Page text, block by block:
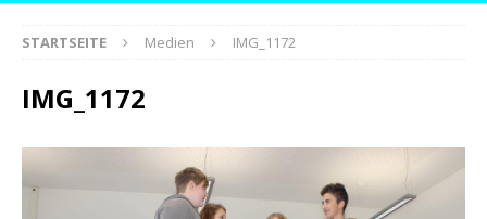
STARTSEITE Medien IMG_1172
IMG_1172